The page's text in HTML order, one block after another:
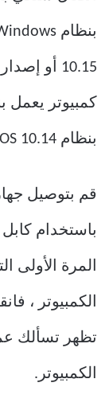
بنظام macOS 10.14 أو إصدار أقدم ، افتح iTunes.
الكمبيوتر ،
الكمبيوتر.